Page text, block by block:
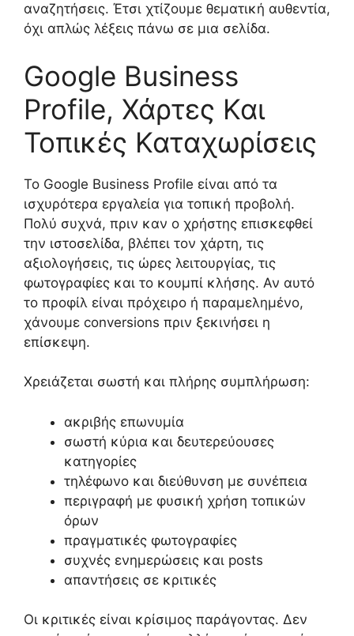
αναζητήσεις. Έτσι χτίζουμε θεματική αυθεντία,
όχι απλώς λέξεις πάνω σε μια σελίδα.
Google Business
Profile, Χάρτες Και
Τοπικές Καταχωρίσεις
Το Google Business Profile είναι από τα
ισχυρότερα εργαλεία για τοπική προβολή.
Πολύ συχνά, πριν καν ο χρήστης επισκεφθεί
την ιστοσελίδα, βλέπει τον χάρτη, τις
αξιολογήσεις, τις ώρες λειτουργίας, τις
φωτογραφίες και το κουμπί κλήσης. Αν αυτό
το προφίλ είναι πρόχειρο ή παραμελημένο,
χάνουμε conversions πριν ξεκινήσει η
επίσκεψη.
Χρειάζεται σωστή και πλήρης συμπλήρωση:
ακριβής επωνυμία
σωστή κύρια και δευτερεύουσες
κατηγορίες
τηλέφωνο και διεύθυνση με συνέπεια
περιγραφή με φυσική χρήση τοπικών
όρων
πραγματικές φωτογραφίες
συχνές ενημερώσεις και posts
απαντήσεις σε κριτικές
Οι κριτικές είναι κρίσιμος παράγοντας. Δεν